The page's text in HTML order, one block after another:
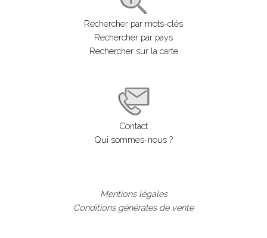
Rechercher par mots-clés
Rechercher par pays
Rechercher sur la carte
Contact
Qui sommes-nous ?
Mentions légales
Conditions générales de vente